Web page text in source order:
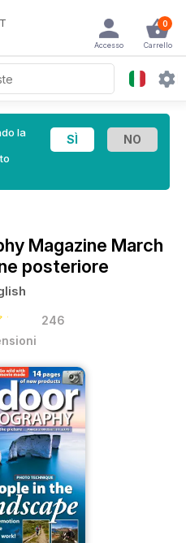
0
Carrello
Accesso
la
Magazine March
posteriore
246